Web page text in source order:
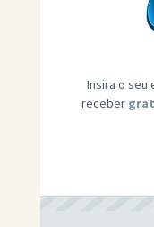
Insira o seu
receber